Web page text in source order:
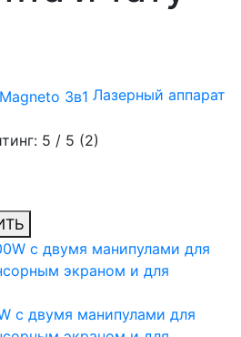
Лазерный аппарат
5 / 5 (2)
с двумя манипулами для